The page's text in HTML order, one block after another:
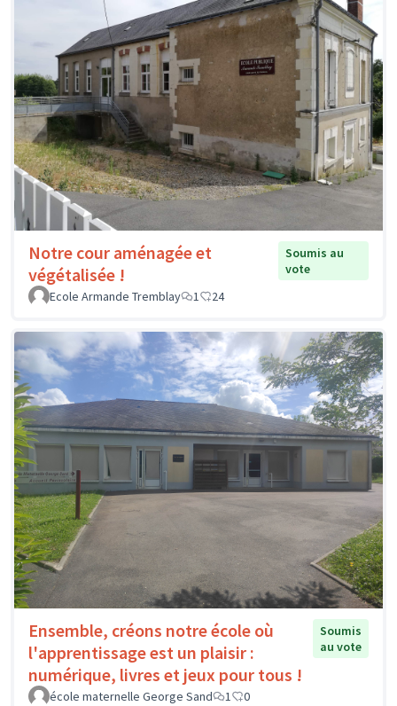
Notre cour aménagée et
végétalisée !
Soumis au
vote
Ecole Armande Tremblay
1 24
Ensemble, créons notre école où
l'apprentissage est un plaisir :
numérique, livres et jeux pour tous !
Soumis
au vote
école maternelle George Sand 1 0